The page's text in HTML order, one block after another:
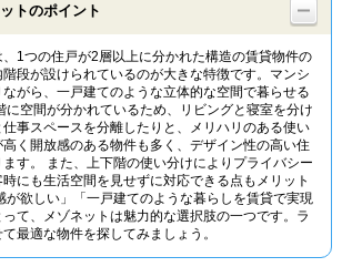
TOP
トのポイント
、1つの住戸が2層以上に分かれた構造の賃貸物件の
段が設けられているのが大きな特徴です。マンシ
ながら、一戸建てのような立体的な空間で暮らせる
に空間が分かれているため、リビングと寝室を分け
事スペースを分離したりと、メリハリのある使い
く開放感のある物件も多く、デザイン性の高い住
す。 また、上下階の使い分けによりプライバシー
にも生活空間を見せずに対応できる点もメリット
が欲しい」「一戸建てのような暮らしを賃貸で実現
て、メゾネットは魅力的な選択肢の一つです。ラ
最適な物件を探してみましょう。